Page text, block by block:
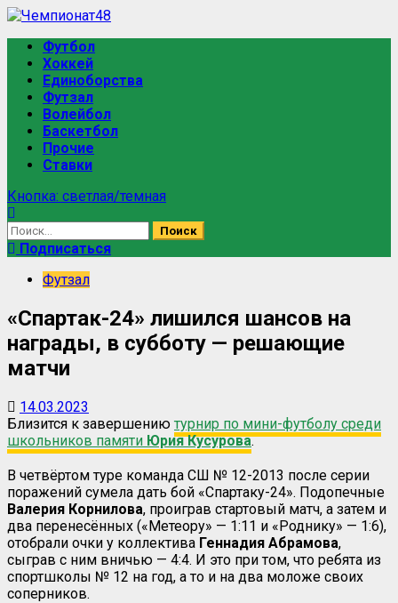
Футбол
Хоккей
Единоборства
Футзал
Волейбол
Баскетбол
Прочие
Ставки
Кнопка: светлая/темная
Подписаться
Футзал
«Спартак-24» лишился шансов на
награды, в субботу — решающие
матчи
14.03.2023
Близится к завершению турнир по мини-футболу среди
школьников памяти Юрия Кусурова.
В четвёртом туре команда СШ № 12-2013 после серии
поражений сумела дать бой «Спартаку-24». Подопечные
Валерия Корнилова, проиграв стартовый матч, а затем и
два перенесённых («Метеору» — 1:11 и «Роднику» — 1:6),
отобрали очки у коллектива Геннадия Абрамова,
сыграв с ним вничью — 4:4. И это при том, что ребята из
спортшколы № 12 на год, а то и на два моложе своих
соперников.